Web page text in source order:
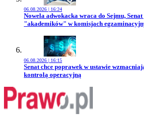
06.08.2026 | 16:24
Przejdź do artykułu:
Nowela adwokacka wraca do Sejmu,
"akademików" w komisjach
06.08.2026 | 16:15
Przejdź do artykułu:
Senat chce poprawek w ustawie
kontrolą operacyjną